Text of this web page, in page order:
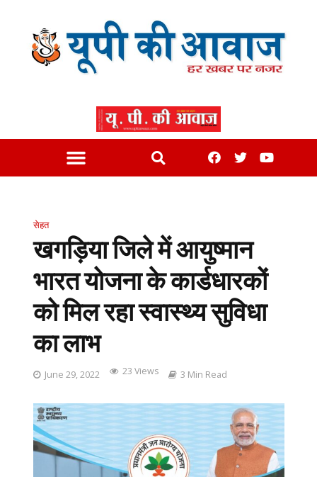
सेहत
खगड़िया जिले में आयुष्मान
भारत योजना के कार्डधारकों
को मिल रहा स्वास्थ्य सुविधा
का लाभ
June 29, 2022 23 Views 3 Min Read